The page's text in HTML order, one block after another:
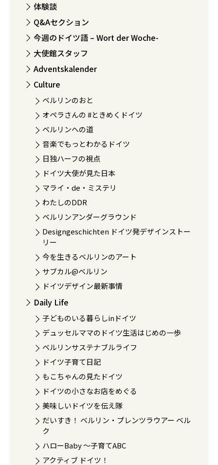
体験談
Q&Aセクション
今週のドイツ語 – Wort der Woche-
大使館スタッフ
Adventskalender
Culture
ベルリンのおと
オペラさんの #ときめくドイツ
ベルリンへの道
音楽でもっとわかるドイツ
日独ハーフの視点
ドイツ大使が見た日本
マライ・de・ミステリ
わたしのDDR
ベルリンアンダーグラウンド
Designgeschichten ドイツ発デザインストー
リー
今を生きるベルリンのアート
サブカル@ベルリン
ドイツデザイン最新事情
Daily Life
子どものいる暮らしinドイツ
デュッセルママのドイツ生活はじめの一歩
ベルリンサステナブルライフ
ドイツ子育て日記
もこちゃんの見たドイツ
ドイツの小さなお店をめぐる
美味しいドイツを伝え隊
だいすき！ ベルリン・プレンツラウアー ベル
ク
ハローBaby 〜子育てABC
アクティブ ドイツ！